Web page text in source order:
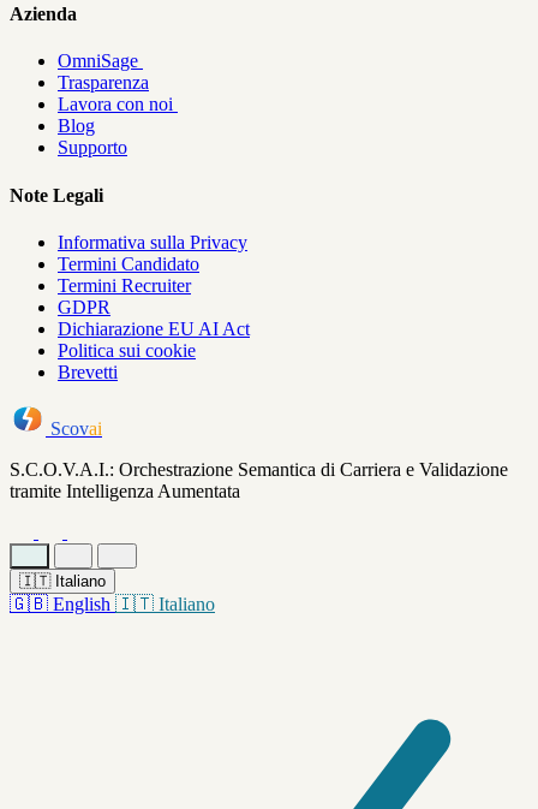
Azienda
OmniSage
Trasparenza
Lavora con noi
Blog
Supporto
Note Legali
Informativa sulla Privacy
Termini Candidato
Termini Recruiter
GDPR
Dichiarazione EU AI Act
Politica sui cookie
Brevetti
Scovai
S.C.O.V.A.I.: Orchestrazione Semantica di Carriera e Validazione
tramite Intelligenza Aumentata
🇮🇹 Italiano
🇬🇧 English 🇮🇹 Italiano